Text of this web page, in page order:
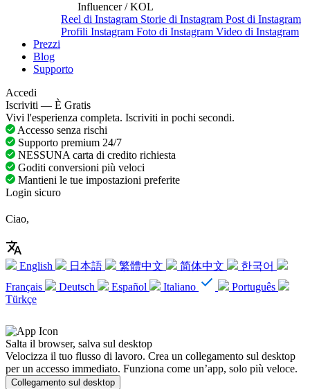
Influencer / KOL
Reel di Instagram Storie di Instagram Post di Instagram
Profili Instagram Foto di Instagram Video di Instagram
Prezzi
Blog
Supporto
Accedi
Iscriviti — È Gratis
Vivi l'esperienza completa. Iscriviti in pochi secondi.
Accesso senza rischi
Supporto premium 24/7
NESSUNA carta di credito richiesta
Goditi conversioni più veloci
Mantieni le tue impostazioni preferite
Login sicuro
Ciao,
English 日本語 繁體中文 简体中文
한국어
Français
Deutsch Español Italiano
Português
Türkçe
Salta il browser, salva sul desktop
Velocizza il tuo flusso di lavoro. Crea un collegamento sul desktop
per un accesso immediato. Funziona come un’app, solo più veloce.
Collegamento sul desktop